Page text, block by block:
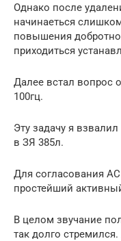
Однако после
начинаеться
повышения
приходиться
Далее встал вопрос
100гц.
Эту задачу я
в ЗЯ 385л.
Для согласования
простейший
В целом звучание
так долго